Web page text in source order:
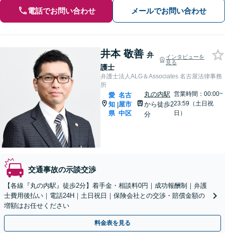
電話でお問い合わせ メールでお問い合わせ
井本 敬善 弁
護士
インタビューを
見る
弁護士法人ALG＆Associates 名古屋法律事務
所
愛
知
県
|
名古
屋市
中区
丸の内駅
から徒歩2
分
営業時間：00:00~
23:59（土日祝
日）
交通事故の示談交渉
【各線『丸の内駅』徒歩2分】着手金・相談料0円｜成功報酬制｜弁護
士費用後払い｜電話24H｜土日祝日｜保険会社との交渉・賠償金額の
増額はお任せください
料金表を見る